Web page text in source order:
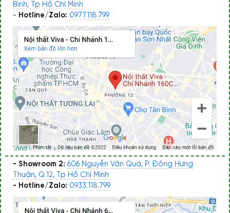
Bình, Tp Hồ Chí Minh
- Hotline/Zalo: 0977.118.799
- Showroom 2: 606 Nguyễn Văn Quá, P. Đông Hưng
Thuận, Q.12, Tp Hồ Chí Minh
- Hotline/Zalo: 0933.118.799